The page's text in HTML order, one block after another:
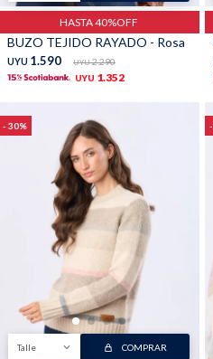
HASTA 40%OFF
BUZO TEJIDO RAYADO - Rosa
UYU 1.590 UYU 2.290
UYU 1.352
30
Talle COMPRAR
Canguros
Shorts